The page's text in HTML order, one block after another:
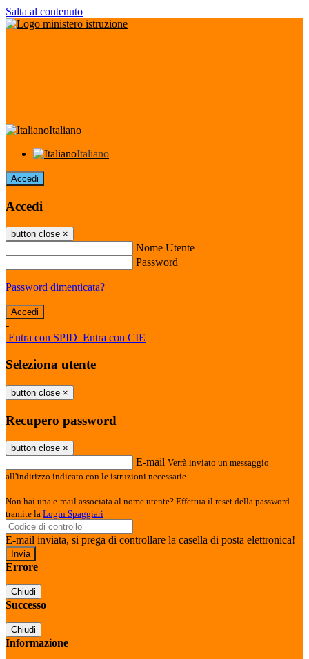
Salta al contenuto
Italiano
Italiano
Accedi
Accedi
button close ×
Nome Utente
Password
Password dimenticata?
-
Entra con SPID Entra con CIE
Seleziona utente
button close ×
Recupero password
button close ×
E-mail Verrà inviato un messaggio
all'indirizzo indicato con le istruzioni necessarie.
Non hai una e-mail associata al nome utente? Effettua il reset della password
tramite la Login Spaggiari
E-mail inviata, si prega di controllare la casella di posta elettronica!
Errore
Chiudi
Successo
Chiudi
Informazione